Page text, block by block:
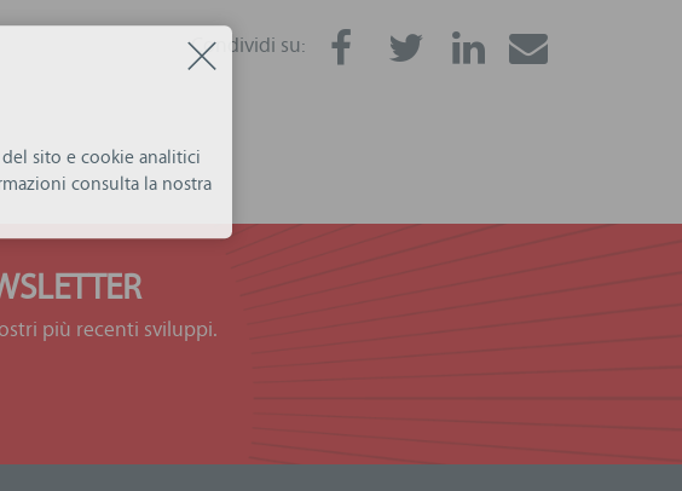
Condividi su:
più recenti sviluppi.
sito e cookie analitici
consulta la nostra